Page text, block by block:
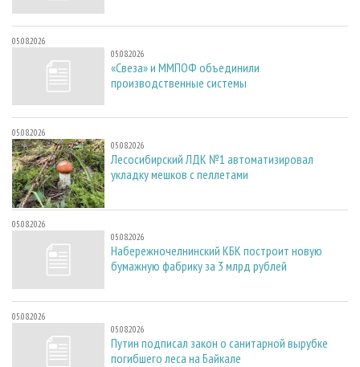
05.08.2026
05.08.2026
«Свеза» и ММПОФ объединили
производственные системы
05.08.2026
05.08.2026
Лесосибирский ЛДК №1 автоматизировал
укладку мешков с пеллетами
05.08.2026
05.08.2026
Набережночелнинский КБК построит новую
бумажную фабрику за 3 млрд рублей
05.08.2026
05.08.2026
Путин подписал закон о санитарной вырубке
погибшего леса на Байкале